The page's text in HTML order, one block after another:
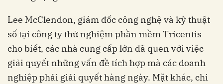
Lee McClendon, giám đốc công nghệ và kỹ thuật
số tại công ty thử nghiệm phần mềm Tricentis
cho biết, các nhà cung cấp lớn đã quen với việc
giải quyết những vấn đề tích hợp mà các doanh
nghiệp phải giải quyết hàng ngày. Mặt khác, chi